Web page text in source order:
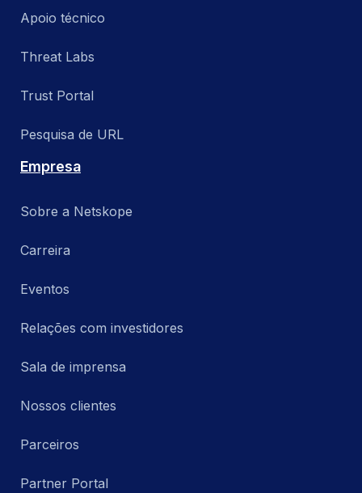
Apoio técnico
Threat Labs
Trust Portal
Pesquisa de URL
Empresa
Sobre a Netskope
Carreira
Eventos
Relações com investidores
Sala de imprensa
Nossos clientes
Parceiros
Partner Portal